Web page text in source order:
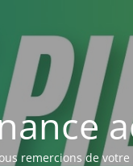
remercions de votre